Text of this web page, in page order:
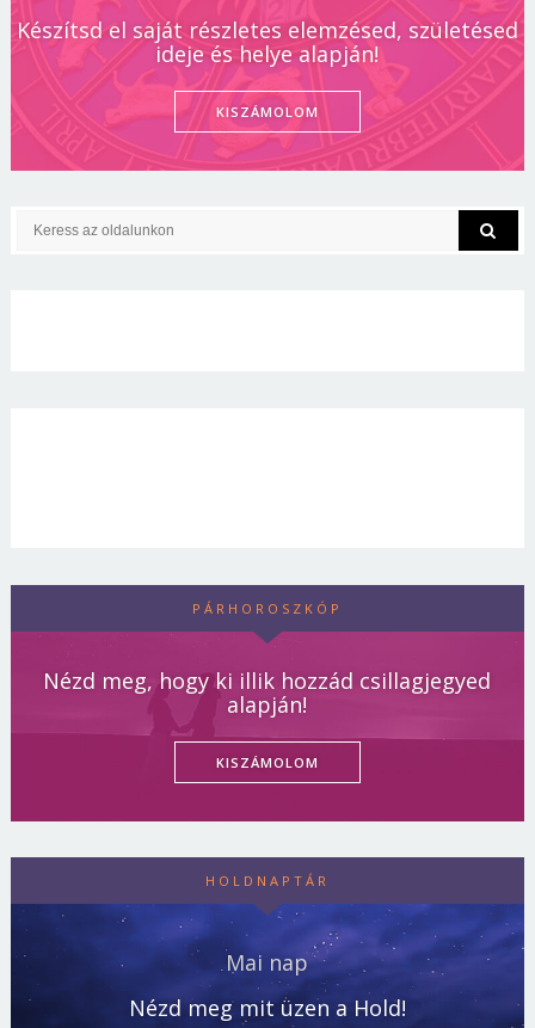
Készítsd el saját részletes elemzésed, születésed
ideje és helye alapján!
KISZÁMOLOM
PÁRHOROSZKÓP
Nézd meg, hogy ki illik hozzád csillagjegyed
alapján!
KISZÁMOLOM
HOLDNAPTÁR
Mai nap
Nézd meg mit üzen a Hold!